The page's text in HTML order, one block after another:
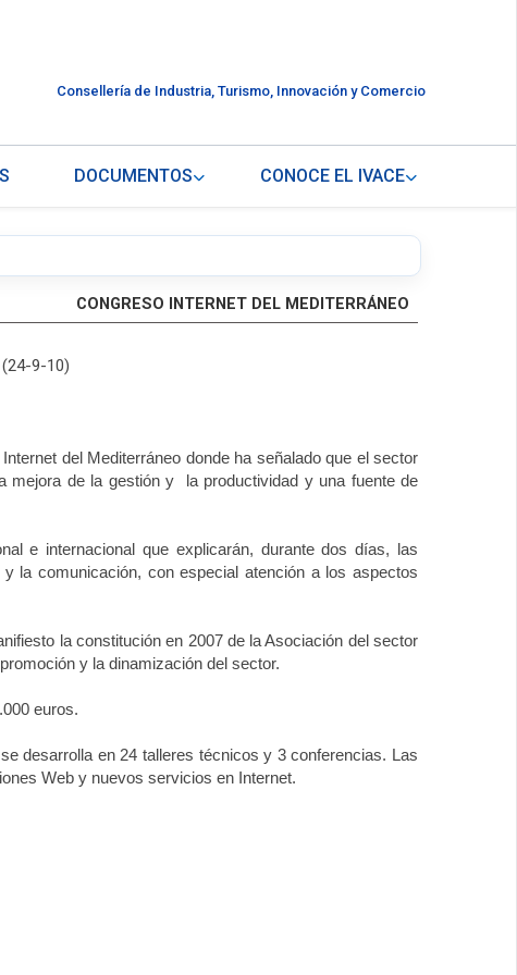
Consellería de Industria, Turismo, Innovación y Comercio
DOCUMENTOS CONOCE EL IVACE
CONGRESO INTERNET DEL MEDITERRÁNEO
9-10)
del Mediterráneo donde ha señalado que el sector
mejora de la gestión y la productividad y una fuente de
e internacional que explicarán, durante dos días, las
la comunicación, con especial atención a los aspectos
la constitución en 2007 de la Asociación del sector
y la dinamización del sector.
euros.
desarrolla en 24 talleres técnicos y 3 conferencias. Las
Web y nuevos servicios en Internet.